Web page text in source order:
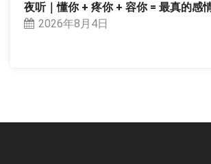
夜听｜懂你 + 疼你 + 容你 = 最真的感
2026年8月4日